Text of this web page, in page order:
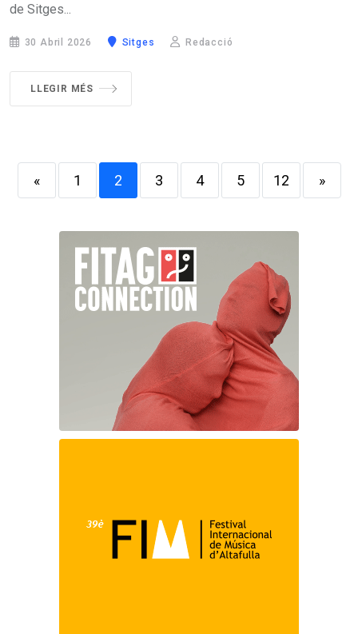
de Sitges...
30 Abril 2026 Sitges Redacció
LLEGIR MÉS
« 1 2 3 4 5 12 »